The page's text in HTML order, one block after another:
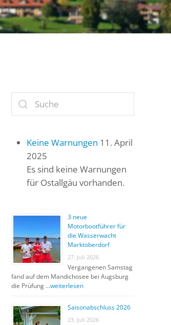
Keine Warnungen 11. April
2025
Es sind keine Warnungen
für Ostallgäu vorhanden.
3 neue
Motorbootführer für
die Wasserwacht
Marktoberdorf
27. Juli 2026
Vergangenen Samstag
fand auf dem Mandichosee bei Augsburg
die Prüfung …weiterlesen
Saisonabschluss 2026
23. Juli 2026